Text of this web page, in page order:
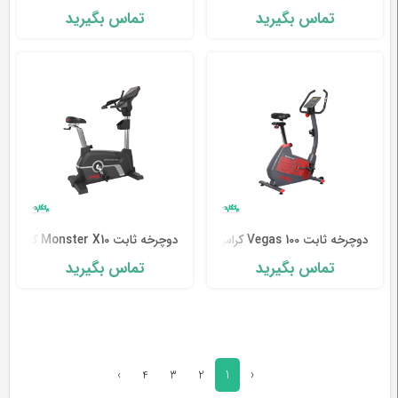
های ایستاده را نیز تهیه کنید که علاوه بر مشکی، در رنگ
هایی از جمله قرمز، زرد، آبی و سایر رنگ ها موجود است.
یک از افراد است، اما داشتن یکی از این دوچرخه ها در
خانه مزایای دیگری نیز دارد. با دوچرخه ثابت عمودی، می
تماس بگیرید تماس بگیرید
دوچرخه ثابت Vegas 100 کراس فیتنس-Cross Fitness
تماس بگیرید
دوچرخه ثابت Monster X10 کراس فیتنس-Cross Fitness
تماس بگیرید
‹
1
2
3
4
›